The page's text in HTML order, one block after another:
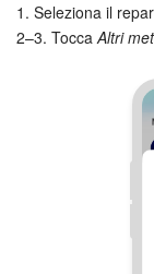
1. Seleziona il
2–3. ToccaAltri